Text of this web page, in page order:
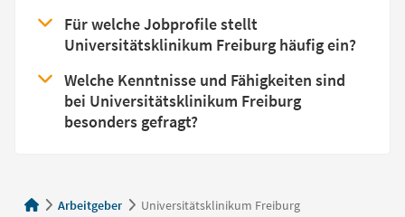
Für welche Jobprofile stellt
Universitätsklinikum Freiburg häufig ein?
Welche Kenntnisse und Fähigkeiten sind
bei Universitätsklinikum Freiburg
besonders gefragt?
Arbeitgeber Universitätsklinikum Freiburg